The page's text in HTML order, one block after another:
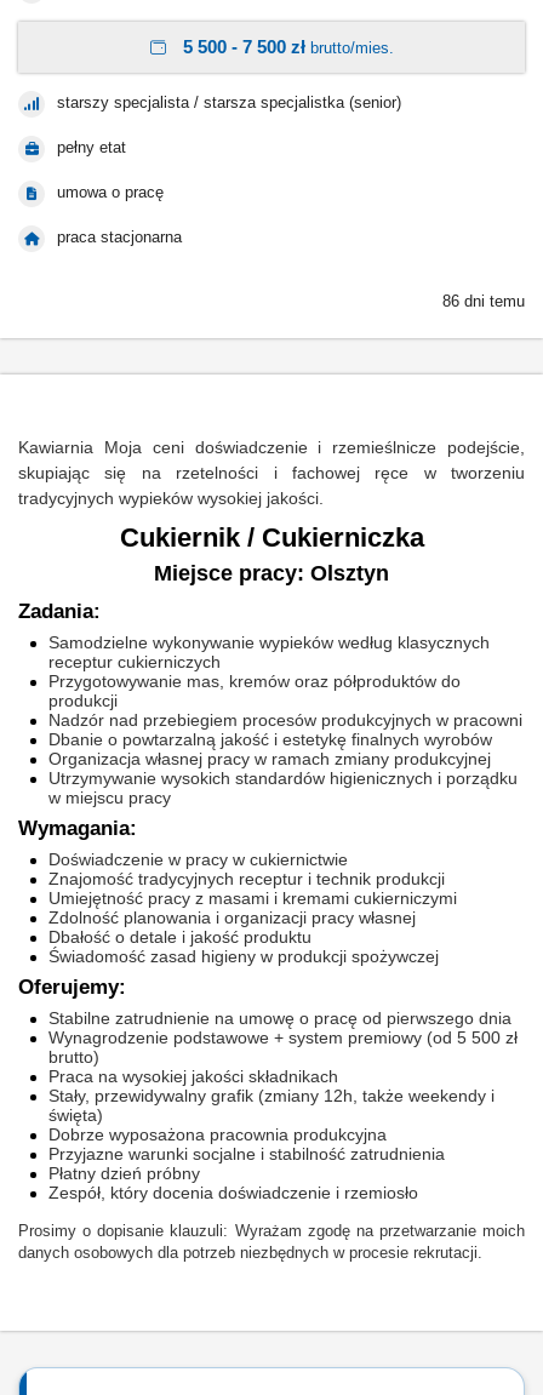
5 500 - 7 500 złbrutto/mies.
starszy specjalista / starsza specjalistka (senior)
pełny etat
umowa o pracę
praca stacjonarna
86 dni temu
Kawiarnia Moja ceni doświadczenie i rzemieślnicze podejście,
skupiając się na rzetelności i fachowej ręce w tworzeniu
tradycyjnych wypieków wysokiej jakości.
Cukiernik / Cukierniczka
Miejsce pracy: Olsztyn
Zadania:
Samodzielne wykonywanie wypieków według klasycznych
receptur cukierniczych
Przygotowywanie mas, kremów oraz półproduktów do
produkcji
Nadzór nad przebiegiem procesów produkcyjnych w pracowni
Dbanie o powtarzalną jakość i estetykę finalnych wyrobów
Organizacja własnej pracy w ramach zmiany produkcyjnej
Utrzymywanie wysokich standardów higienicznych i porządku
w miejscu pracy
Wymagania:
Doświadczenie w pracy w cukiernictwie
Znajomość tradycyjnych receptur i technik produkcji
Umiejętność pracy z masami i kremami cukierniczymi
Zdolność planowania i organizacji pracy własnej
Dbałość o detale i jakość produktu
Świadomość zasad higieny w produkcji spożywczej
Oferujemy:
Stabilne zatrudnienie na umowę o pracę od pierwszego dnia
Wynagrodzenie podstawowe + system premiowy (od 5 500 zł
brutto)
Praca na wysokiej jakości składnikach
Stały, przewidywalny grafik (zmiany 12h, także weekendy i
święta)
Dobrze wyposażona pracownia produkcyjna
Przyjazne warunki socjalne i stabilność zatrudnienia
Płatny dzień próbny
Zespół, który docenia doświadczenie i rzemiosło
Prosimy o dopisanie klauzuli: Wyrażam zgodę na przetwarzanie moich
danych osobowych dla potrzeb niezbędnych w procesie rekrutacji.